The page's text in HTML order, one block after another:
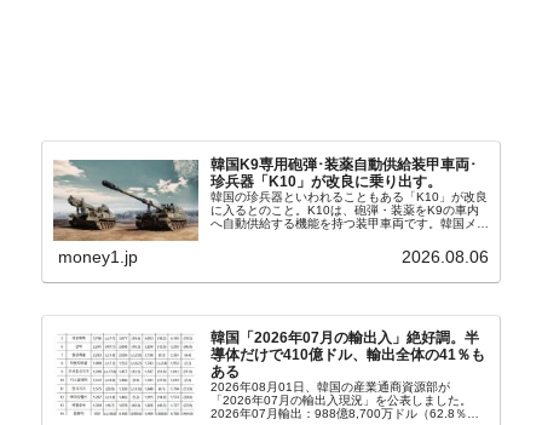
韓国K9専用砲弾･装薬自動供給装甲車両･
珍兵器「K10」が改良に乗り出す。
韓国の珍兵器といわれることもある「K10」が改良
に入るとのこと。K10は、砲弾・装薬をK9の車内
へ自動供給する機能を持つ装甲車両です。韓国メデ
から以下に一部を引きます。2005年に初めて...
money1.jp 2026.08.06
韓国「2026年07月の輸出入」絶好調。半
導体だけで410億ドル、輸出全体の41％も
ある
2026年08月01日、韓国の産業通商資源部が
「2026年07月の輸出入現況」を公表しました。
2026年07月輸出：988億8,700万ドル（62.8％）